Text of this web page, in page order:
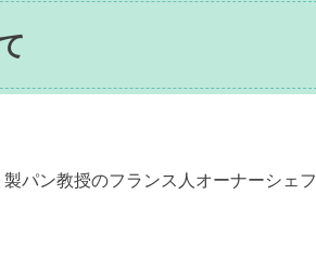
パン教授のフランス人オーナーシェフ